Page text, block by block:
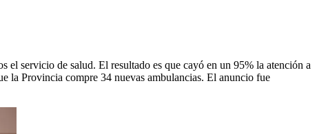
el servicio de salud. El resultado es que cayó en un 95% la atención a
la Provincia compre 34 nuevas ambulancias. El anuncio fue